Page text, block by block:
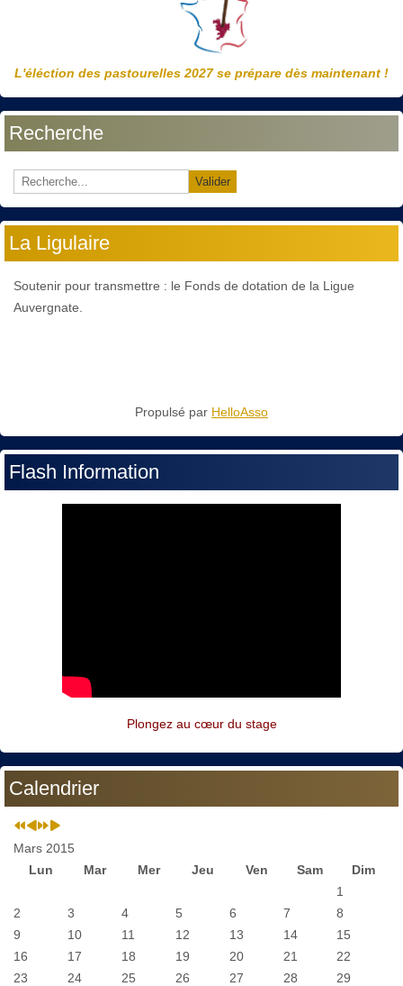
L'éléction des pastourelles 2027 se prépare dès maintenant !
Recherche
Valider
La Ligulaire
Soutenir pour transmettre : le Fonds de dotation de la Ligue
Auvergnate.
Propulsé par HelloAsso
Flash Information
Plongez au cœur du stage
Calendrier
Mars 2015
Lun
Mar Mer Jeu Ven Sam
Dim
1
2
3 4 5 6 7
8
9
10 11 12 13 14
15
16
17 18 19 20 21
22
23
24 25 26 27 28
29